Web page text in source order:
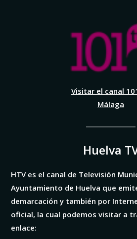
Visitar el canal
Málaga
Huelva
HTV es el canal de Televisión
Ayuntamiento de Huelva que
demarcación y también por
oficial, la cual podemos visitar a
enlace: